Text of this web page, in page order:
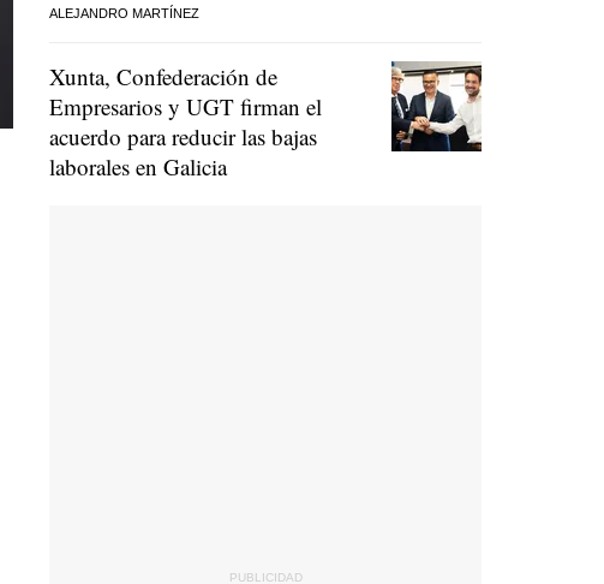
ALEJANDRO MARTÍNEZ
Xunta, Confederación de
Empresarios y UGT firman el
acuerdo para reducir las bajas
laborales en Galicia